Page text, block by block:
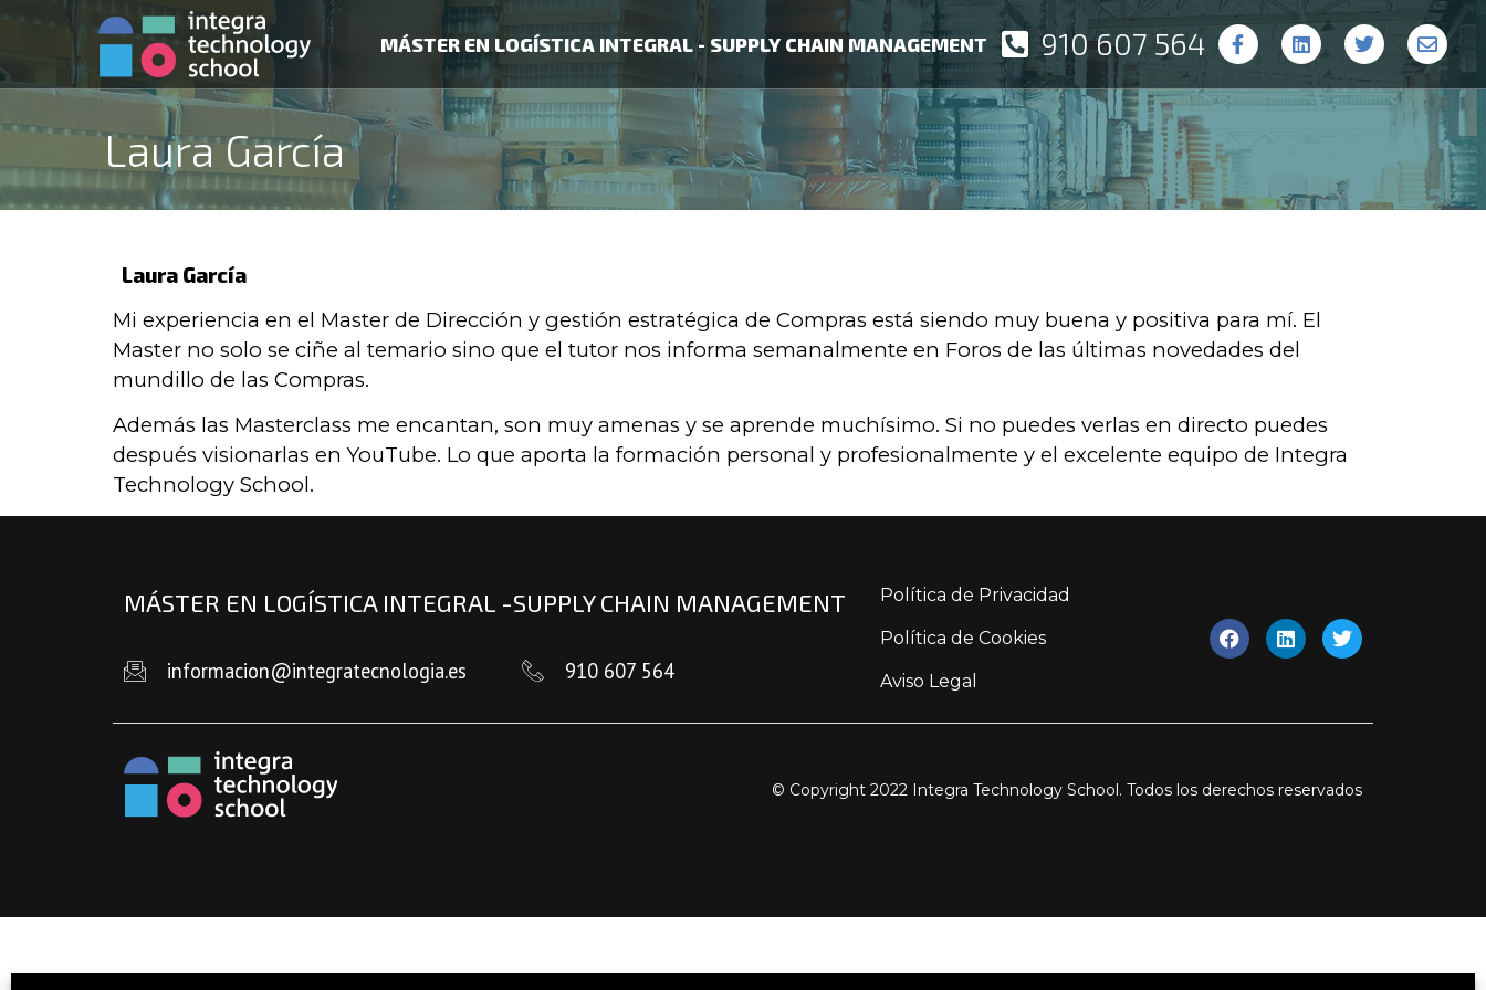
MÁSTER EN LOGÍSTICA INTEGRAL - SUPPLY CHAIN MANAGEMENT 910 607 564
Laura García
Laura García
Mi experiencia en el Master de Dirección y gestión estratégica de Compras está siendo muy buena y positiva para mí. El
Master no solo se ciñe al temario sino que el tutor nos informa semanalmente en Foros de las últimas novedades del
mundillo de las Compras.
Además las Masterclass me encantan, son muy amenas y se aprende muchísimo. Si no puedes verlas en directo puedes
después visionarlas en YouTube. Lo que aporta la formación personal y profesionalmente y el excelente equipo de Integra
Technology School.
MÁSTER EN LOGÍSTICA INTEGRAL -SUPPLY CHAIN MANAGEMENT
informacion@integratecnologia.es 910 607 564
Política de Privacidad
Política de Cookies
Aviso Legal
© Copyright 2022 Integra Technology School. Todos los derechos reservados